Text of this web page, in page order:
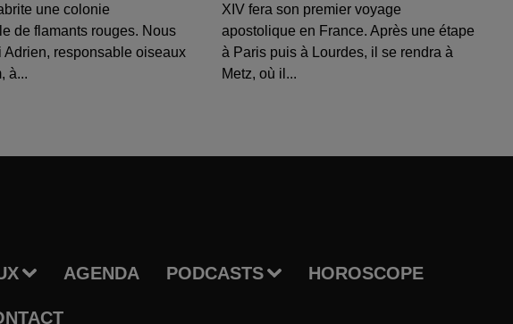
une colonie
de flamants rouges. Nous
Adrien, responsable oiseaux
à...
XIV fera son premier voyage
apostolique en France. Après une étape
à Paris puis à Lourdes, il se rendra à
Metz, où il...
AGENDA PODCASTS HOROSCOPE